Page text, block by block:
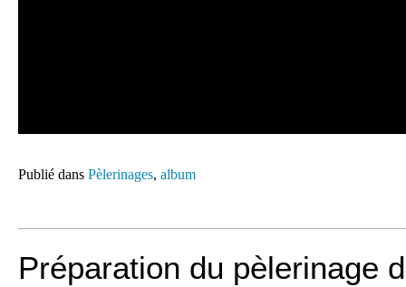
Publié dans Pèlerinages, album
Préparation du pèlerinage